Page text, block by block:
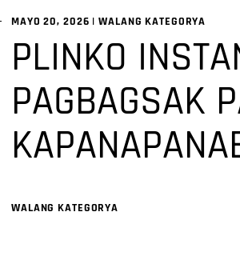
MAYO 20, 2026 | WALANG KATEGORYA
PLINKO
PAGBAGSAK
WALANG KATEGORYA